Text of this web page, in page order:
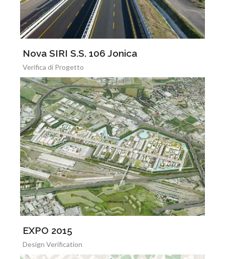
Nova SIRI S.S. 106 Jonica
Verifica di Progetto
EXPO 2015
Design Verification